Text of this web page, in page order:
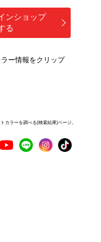
ンショップ
る
カラーを調べる(検索結果)ページ。